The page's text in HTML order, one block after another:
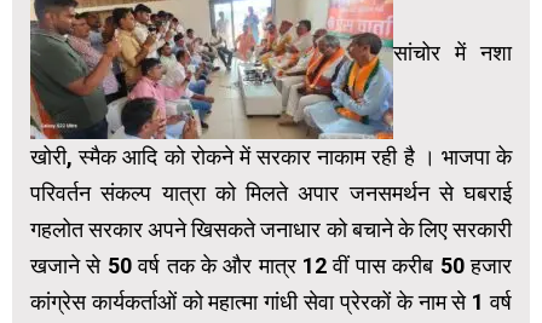
सांचोर में नशा
खोरी, स्मैक आदि को रोकने में सरकार नाकाम रही है । भाजपा के
परिवर्तन संकल्प यात्रा को मिलते अपार जनसमर्थन से घबराई
गहलोत सरकार अपने खिसकते जनाधार को बचाने के लिए सरकारी
खजाने से 50 वर्ष तक के और मात्र 12 वीं पास करीब 50 हजार
कांग्रेस कार्यकर्ताओं को महात्मा गांधी सेवा प्रेरकों के नाम से 1 वर्ष